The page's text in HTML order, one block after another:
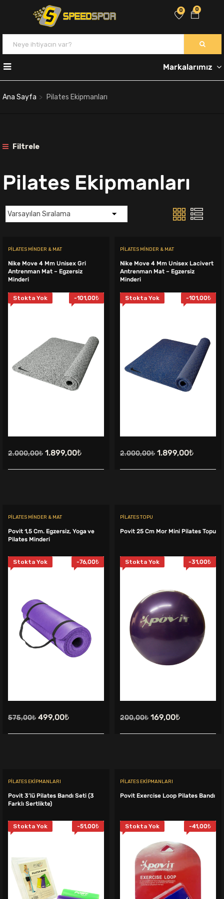
0
0
Markalarımız
Ana Sayfa Pilates Ekipmanları
Filtrele
Pilates Ekipmanları
PILATES MINDER & MAT
Nike Move 4 Mm Unisex Gri
Antrenman Mat – Egzersiz
Minderi
Stokta Yok -101,00₺
2.000,00₺ Orijinal
fiyat:
1.899,00₺Şu
andaki
PILATES MINDER & MAT
Nike Move 4 Mm Unisex Lacivert
Antrenman Mat – Egzersiz
Minderi
Stokta Yok -101,00₺
2.000,00₺ Orijinal
fiyat:
1.899,00₺Şu
andaki
PILATES MINDER & MAT
Povit 1,5 Cm. Egzersiz, Yoga ve
Pilates Minderi
Stokta Yok -76,00₺
575,00₺ Orijinal
fiyat:
499,00₺Şu
andaki
PILATES TOPU
Povit 25 Cm Mor Mini Pilates Topu
Stokta Yok -31,00₺
200,00₺ Orijinal
fiyat:
169,00₺Şu
andaki
PILATES EKIPMANLARI
Povit 3’lü Pilates Bandı Seti (3
Farklı Sertlikte)
Stokta Yok -51,00₺
PILATES EKIPMANLARI
Povit Exercise Loop Pilates Bandı
Stokta Yok -41,00₺